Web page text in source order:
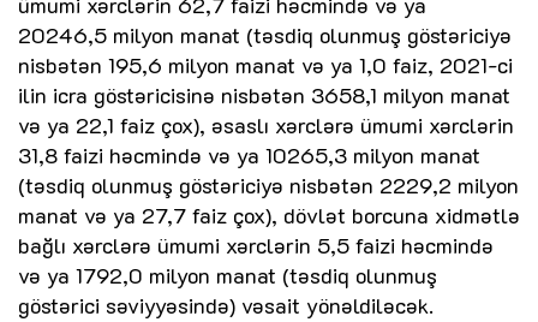
20246,5 milyon manat (təsdiq olunmuş göstəriciyə
nisbətən 195,6 milyon manat və ya 1,0 faiz, 2021-ci
ilin icra göstəricisinə nisbətən 3658,1 milyon manat
və ya 22,1 faiz çox), əsaslı xərclərə ümumi xərclərin
31,8 faizi həcmində və ya 10265,3 milyon manat
(təsdiq olunmuş göstəriciyə nisbətən 2229,2 milyon
manat və ya 27,7 faiz çox), dövlət borcuna xidmətlə
bağlı xərclərə ümumi xərclərin 5,5 faizi həcmində
və ya 1792,0 milyon manat (təsdiq olunmuş
göstərici səviyyəsində) vəsait yönəldiləcək.